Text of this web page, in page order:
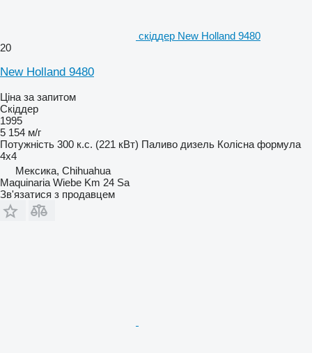
скіддер New Holland 9480
20
New Holland 9480
Ціна за запитом
Скіддер
1995
5 154 м/г
Потужність 300 к.с. (221 кВт) Паливо дизель Колісна формула
4x4
Мексика, Chihuahua
Maquinaria Wiebe Km 24 Sa
Зв'язатися з продавцем